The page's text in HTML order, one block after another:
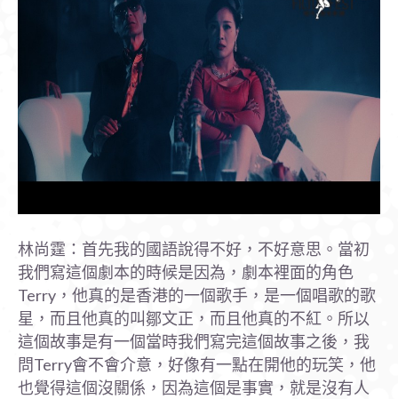
林尚霆：首先我的國語說得不好，不好意思。當初
我們寫這個劇本的時候是因為，劇本裡面的角色
Terry，他真的是香港的一個歌手，是一個唱歌的歌
星，而且他真的叫鄒文正，而且他真的不紅。所以
這個故事是有一個當時我們寫完這個故事之後，我
問Terry會不會介意，好像有一點在開他的玩笑，他
也覺得這個沒關係，因為這個是事實，就是沒有人